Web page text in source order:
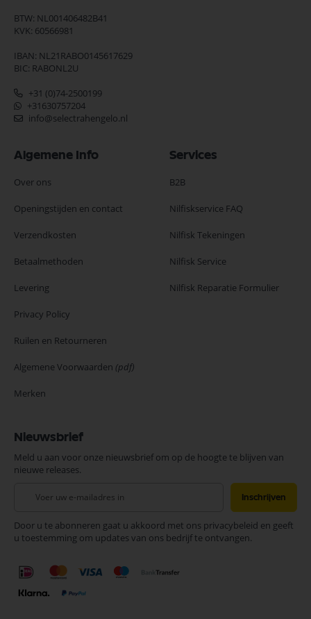
BTW: NL001406482B41
KVK: 60566981
IBAN: NL21RABO0145617629
BIC: RABONL2U
+31 (0)74-2500199
+31630757204
info@selectrahengelo.nl
Algemene Info
Over ons
Openingstijden en contact
Verzendkosten
Betaalmethoden
Levering
Privacy Policy
Ruilen en Retourneren
Algemene Voorwaarden (pdf)
Merken
Services
B2B
Nilfiskservice FAQ
Nilfisk Tekeningen
Nilfisk Service
Nilfisk Reparatie Formulier
Nieuwsbrief
Meld u aan voor onze nieuwsbrief om op de hoogte te blijven van
nieuwe releases.
onze
nieuwsbrief
Inschrijven
Door u te abonneren gaat u akkoord met ons privacybeleid en geeft
u toestemming om updates van ons bedrijf te ontvangen.